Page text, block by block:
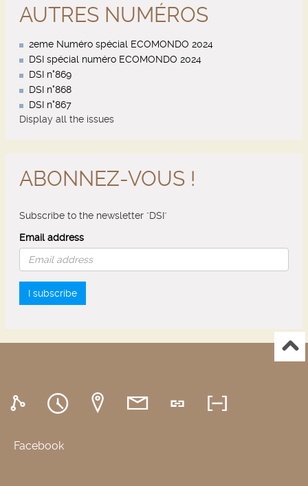
AUTRES NUMÉROS
2eme Numéro spécial ECOMONDO 2024
DSI spécial numéro ECOMONDO 2024
DSI n°869
DSI n°868
DSI n°867
Display all the issues
ABONNEZ-VOUS !
Subscribe to the newsletter "DSI"
Email address
I subscribe
Facebook